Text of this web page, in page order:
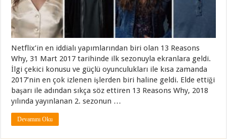
Netflix’in en iddialı yapımlarından biri olan 13 Reasons
Why, 31 Mart 2017 tarihinde ilk sezonuyla ekranlara geldi.
İlgi çekici konusu ve güçlü oyunculukları ile kısa zamanda
2017’nin en çok izlenen işlerden biri haline geldi. Elde ettiği
başarı ile adından sıkça söz ettiren 13 Reasons Why, 2018
yılında yayınlanan 2. sezonun …
Devamını Oku